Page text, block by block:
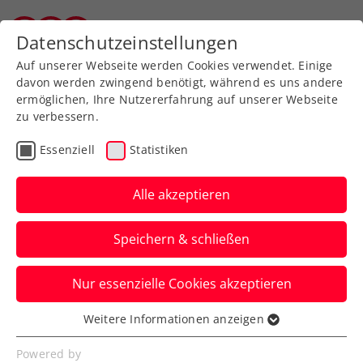
Zurück zur Newsübersicht
Turniere
Weissborn nach Monte-
Carlo-Sensationslauf:
„Ich habe mir oft die
Sinnfrage gestellt“
Das ÖTV-Ass erzählt, wie der ATP-
Masters-1000-Finaleinzug nun die letzten
Selbstzweifel ausgeräumt hat.
Datenschutzeinstellungen
Auf unserer Webseite werden Cookies verwendet. Einige
davon werden zwingend benötigt, während es uns andere
ermöglichen, Ihre Nutzererfahrung auf unserer Webseite
zu verbessern.
Essenziell Statistiken
Alle akzeptieren
Speichern & schließen
Nur essenzielle Cookies akzeptieren
Essenziell
Essenzielle Cookies werden für grundlegende
Weitere Informationen anzeigen
Powered by